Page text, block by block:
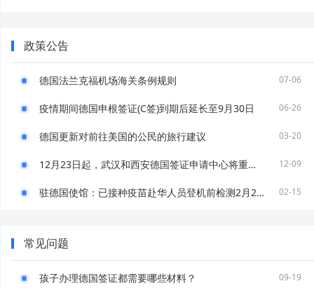
政策公告
德国法兰克福机场海关条例规则 07-06
疫情期间德国申根签证(C签)到期后延长至9月30日 06-26
德国更新对前往美国的公民的旅行建议 03-20
12月23日起，武汉和西安德国签证申请中心将重新对外开放！ 12-09
驻德国使馆：已接种疫苗赴华人员登机前检测2月21日起需执行新规 02-15
常见问题
孩子办理德国签证都需要哪些材料？ 09-19